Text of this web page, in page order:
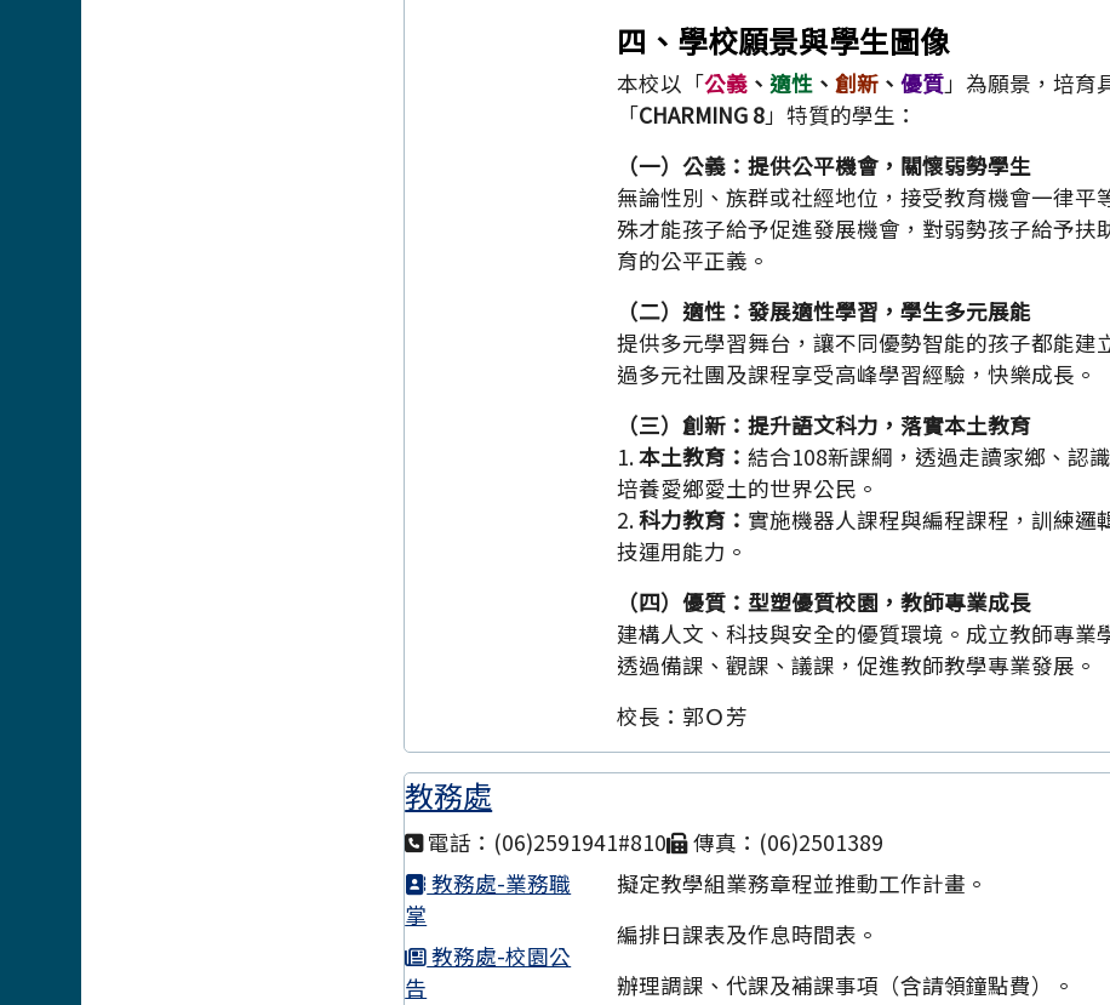
四、學校願景與學生圖像
本校以「公義 、適性 、創新 、優質」為願景，培育
「CHARMING 8」特質的學生：
（一）公義：提供公平機會，關懷弱勢學生
無論性別、族群或社經地位，接受教育機會一律平
殊才能孩子給予促進發展機會，對弱勢孩子給予扶
育的公平正義。
（二）適性：發展適性學習，學生多元展能
提供多元學習舞台，讓不同優勢智能的孩子都能建
過多元社團及課程享受高峰學習經驗，快樂成長。
（三）創新：提升語文科力，落實本土教育
1.本土教育：結合108新課綱，透過走讀家鄉、認
培養愛鄉愛土的世界公民。
2.科力教育： 實施機器人課程與編程課程，訓練邏
技運用能力。
（四）優質：型塑優質校園，教師專業成長
建構人文、科技與安全的優質環境。成立教師專業
透過備課、觀課、議課，促進教師教學專業發展。
校長：郭Ｏ芳
教務處
電話：(06)2591941#810
傳真：(06)2501389
教務處-業務職
掌
教務處-校園公
告
擬定教學組業務章程並推動工作計畫。
編排日課表及作息時間表。
辦理調課、代課及補課事項（含請領鐘點費）。